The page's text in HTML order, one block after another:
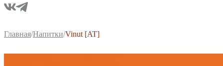
Главная/Напитки/Vinut [AT]